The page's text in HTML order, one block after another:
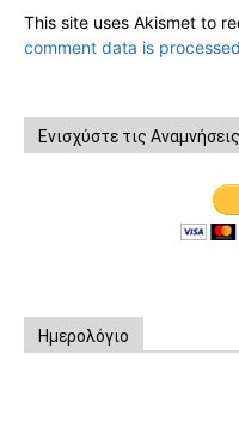
This site uses Akismet to
comment data is
Ενισχύστε τις Αναμνήσεις
Ημερολόγιο